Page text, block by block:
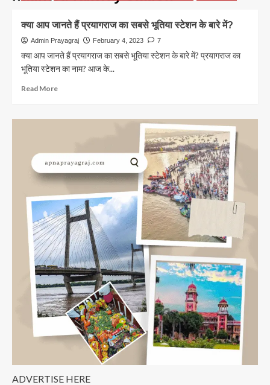
क्या आप जानते हैं प्रयागराज का सबसे भूतिया स्टेशन के बारे में?
Admin Prayagraj February 4, 2023 7
क्या आप जानते हैं प्रयागराज का सबसे भूतिया स्टेशन के बारे में? प्रयागराज का
भूतिया स्टेशन का नाम? आज के...
Read MoreRead
क्या
हैं
प्रयागराज
का
भूतिया
स्टेशन
के
बारे
में?
ADVERTISE HERE